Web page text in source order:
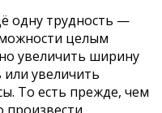
одну трудность —
целым
увеличить ширину
увеличить
То есть прежде, чем